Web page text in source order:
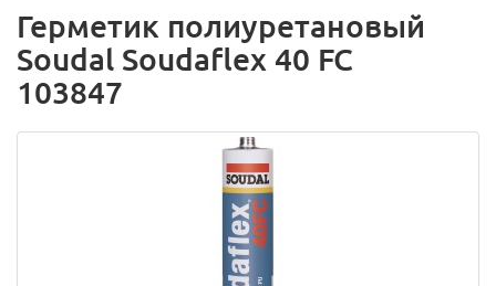
Герметик полиуретановый
Soudal Soudaflex 40 FC
103847